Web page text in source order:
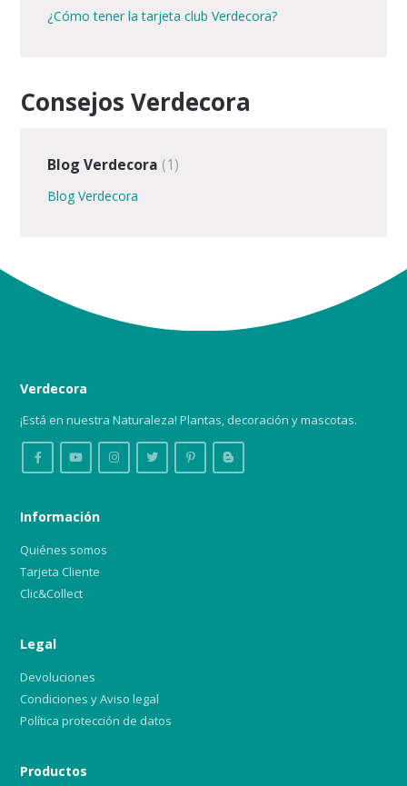
¿Cómo tener la tarjeta club Verdecora?
Consejos Verdecora
Blog Verdecora 1
Blog Verdecora
Verdecora
¡Está en nuestra Naturaleza! Plantas, decoración y mascotas.
Información
Quiénes somos
Tarjeta Cliente
Clic&Collect
Legal
Devoluciones
Condiciones y Aviso legal
Política protección de datos
Productos